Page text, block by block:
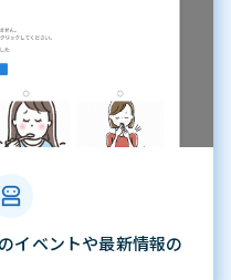
イベントや最新情報の